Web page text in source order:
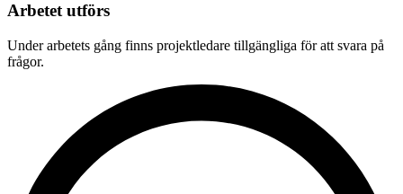
Arbetet utförs
Under arbetets gång finns projektledare tillgängliga för att svara på
frågor.